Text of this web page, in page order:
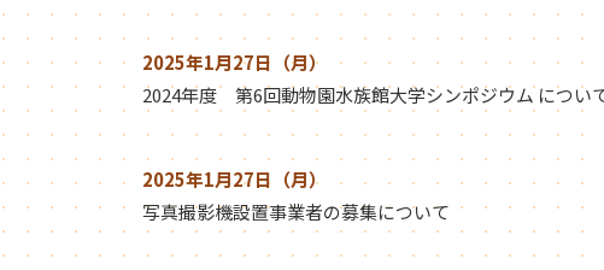
2025年1月27日（月）
2024年度 第6回動物園水族館大学シンポジウム につい
2025年1月27日（月）
写真撮影機設置事業者の募集について